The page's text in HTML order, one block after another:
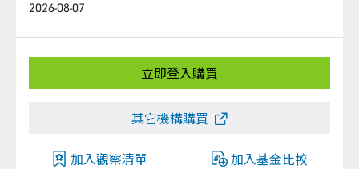
2026-08-07
立即登入購買
其它機構購買
加入觀察清單 加入基金比較